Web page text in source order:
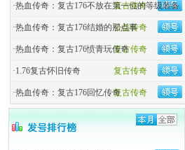
复古传奇
·热血传奇：复古176不放在第一位的等级装备
公益传奇
·热血传奇：复古176结婚的那点事
复古传奇
·热血传奇：复古176愤青玩传奇
复古传奇
·1.76复古怀旧传奇
复古传奇
·热血传奇：复古176回忆传奇